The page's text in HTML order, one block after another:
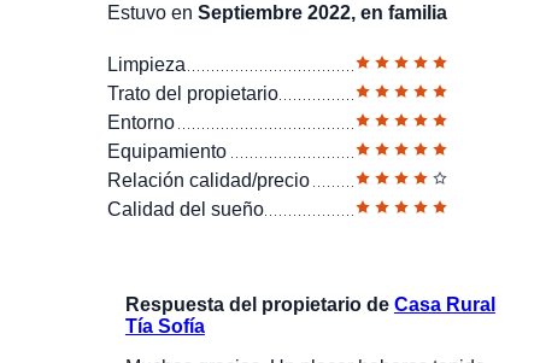
Estuvo en Septiembre 2022, en familia
Limpieza
Trato del propietario
Entorno
Equipamiento
Relación calidad/precio
Calidad del sueño
Respuesta del propietario de Casa Rural
Tía Sofía